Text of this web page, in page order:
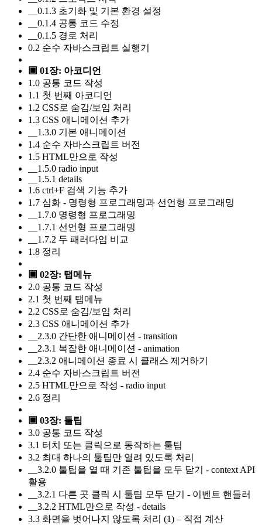
__0.1.3 초기화 및 기본 환경 설정
__0.1.4 공통 코드 수정
__0.1.5 경로 처리
0.2 순수 자바스크립트 실행기
▣ 01장: 아코디언
1.0 공통 코드 작성
1.1 첫 번째 아코디언
1.2 CSS로 숨김/보임 처리
1.3 CSS 애니메이션 추가
__1.3.0 기본 애니메이션
1.4 순수 자바스크립트 버전
1.5 HTML만으로 작성
__1.5.0 radio input
__1.5.1 details
1.6 ctrl+F 검색 기능 추가
1.7 심화 - 명령형 프로그래밍과 선언형 프로그래밍
__1.7.0 명령형 프로그래밍
__1.7.1 선언형 프로그래밍
__1.7.2 두 패러다임 비교
1.8 정리
▣ 02장: 탭메뉴
2.0 공통 코드 작성
2.1 첫 번째 탭메뉴
2.2 CSS로 숨김/보임 처리
2.3 CSS 애니메이션 추가
__2.3.0 간단한 애니메이션 - transition
__2.3.1 복잡한 애니메이션 - animation
__2.3.2 애니메이션 종료 시 클래스 제거하기
2.4 순수 자바스크립트 버전
2.5 HTML만으로 작성 - radio input
2.6 정리
▣ 03장: 툴팁
3.0 공통 코드 작성
3.1 터치 또는 클릭으로 동작하는 툴팁
3.2 최대 하나의 툴팁만 열려 있도록 처리
__3.2.0 툴팁을 열 때 기존 툴팁을 모두 닫기 - context API
활용
__3.2.1 다른 곳 클릭 시 툴팁 모두 닫기 - 이벤트 핸들러
__3.2.2 HTML만으로 작성 - details
3.3 화면을 벗어나지 않도록 처리 (1) – 직접 계산